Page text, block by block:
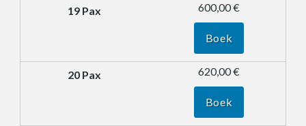
600,00 €
Boek
620,00 €
Boek